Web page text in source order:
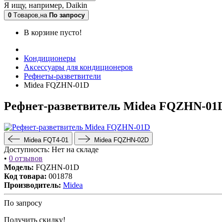
Я ищу, например, Daikin
0 Tоваров,на По запросу
В корзине пусто!
Кондиционеры
Аксессуары для кондиционеров
Рефнеты-разветвители
Midea FQZHN-01D
Рефнет-разветвитель Midea FQZHN-
Midea FQT4-01 Midea FQZHN-02D
Доступность: Нет на складе
• 0 отзывов
Модель: FQZHN-01D
Код товара: 001878
Производитель: Midea
По запросу
Получить скидку!